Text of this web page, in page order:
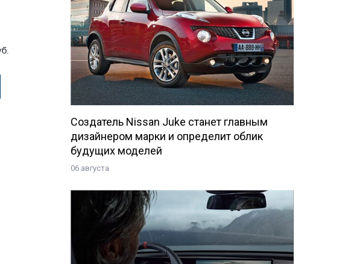
Создатель Nissan Juke станет главным
дизайнером марки и определит облик
будущих моделей
06 августа